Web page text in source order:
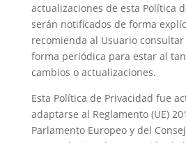
actualizaciones de esta Política
serán notificados de forma
recomienda al Usuario
forma periódica para estar al
cambios o actualizaciones.
Esta Política de Privacidad fue
adaptarse al Reglamento (UE)
Parlamento Europeo y del